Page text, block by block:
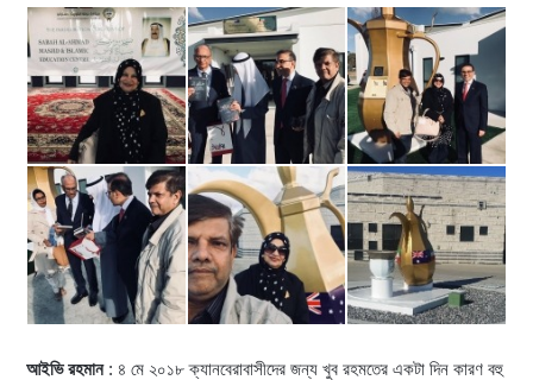
আইভি রহমান: ৪ মে ২০১৮ ক্যানবেরাবাসীদের জন্য খুব রহমতের একটা দিন কারণ বহু